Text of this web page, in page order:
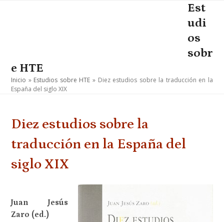
Est
udi
os
sobr
e HTE
Inicio » Estudios sobre HTE » Diez estudios sobre la traducción en la
España del siglo XIX
Diez estudios sobre la
traducción en la España del
siglo XIX
Juan Jesús
Zaro (ed.)